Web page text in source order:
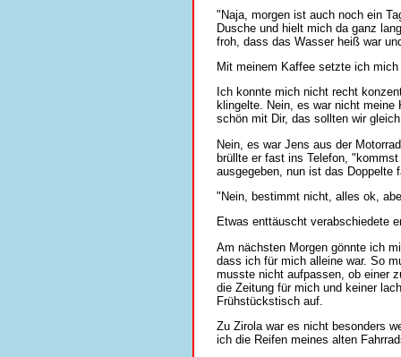
"Naja, morgen ist auch noch ein
Dusche und hielt mich da ganz
froh, dass das Wasser heiß war
Mit meinem Kaffee setzte ich
Ich konnte mich nicht recht
klingelte. Nein, es war nicht
schön mit Dir, das sollten wir
Nein, es war Jens aus der
brüllte er fast ins Telefon,
ausgegeben, nun ist das Doppelte
"Nein, bestimmt nicht, alles ok,
Etwas enttäuscht verabschiedete
Am nächsten Morgen gönnte ich
dass ich für mich alleine war. So
musste nicht aufpassen, ob einer
die Zeitung für mich und keiner
Frühstückstisch auf.
Zu Zirola war es nicht besonders
ich die Reifen meines alten